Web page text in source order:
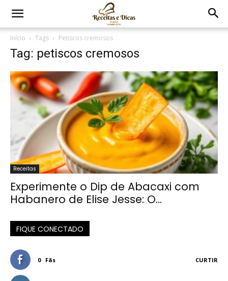
Início Tags Petiscos cremosos
Tag: petiscos cremosos
Receitas
Experimente o Dip de Abacaxi com
Habanero de Elise Jesse: O...
FIQUE CONECTADO
0 Fãs CURTIR